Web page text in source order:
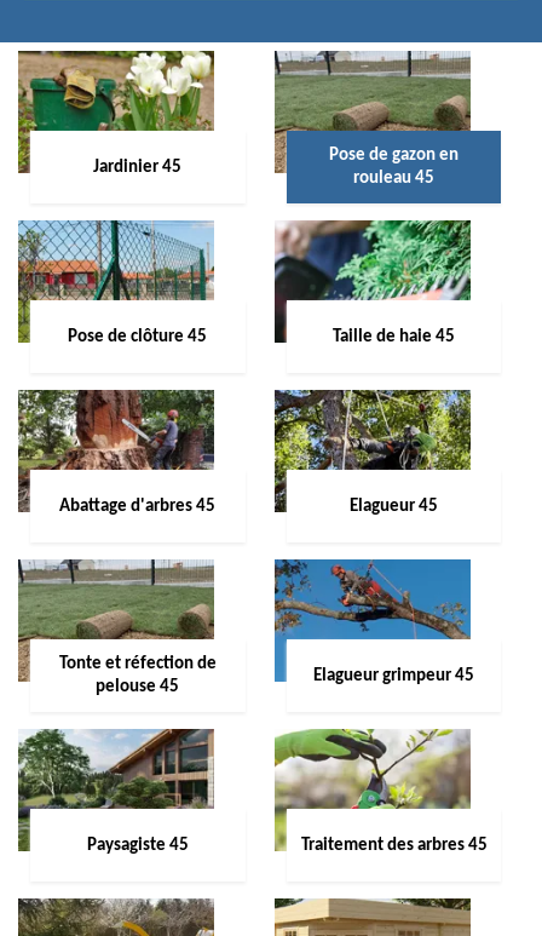
Jardinier 45
Pose de gazon en
rouleau 45
Pose de clôture 45 Taille de haie 45
Abattage d'arbres 45 Elagueur 45
Tonte et réfection de
pelouse 45
Elagueur grimpeur 45
Paysagiste 45 Traitement des arbres 45